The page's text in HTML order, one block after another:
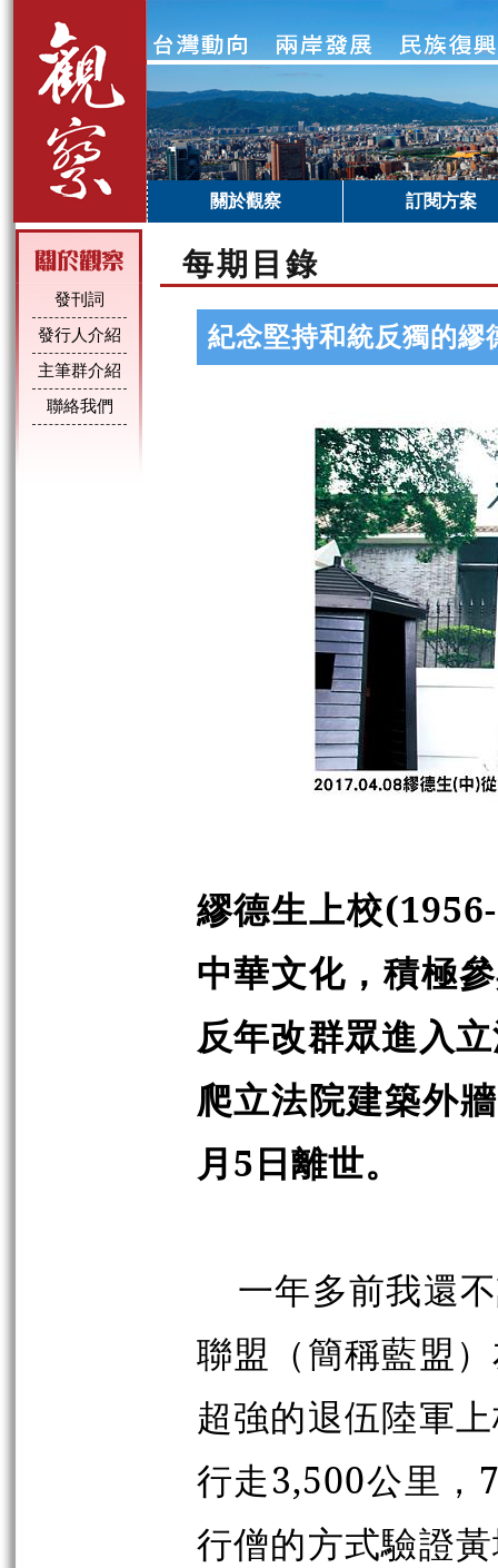
關於觀察 訂閱方案
發刊詞
發行人介紹
主筆群介紹
聯絡我們
每期目錄
紀念堅持和統反獨的繆
繆德生上校
中華文化，積極
反年改群眾進入
爬立法院建築外
月5日離世。
一年多前我還
聯盟 （簡稱藍盟 ）
超強的退伍陸軍
行走3,500公里，
行僧的方式驗證